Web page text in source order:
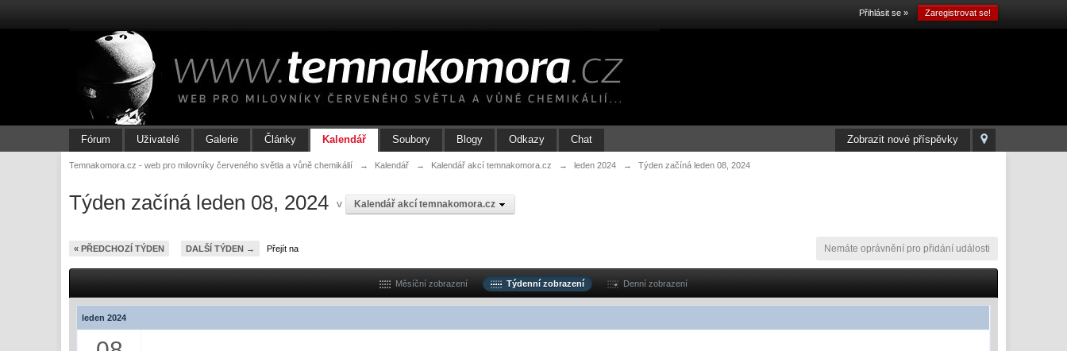
Přihlásit se » Zaregistrovat se!
Zobrazit nové příspěvky
Fórum Uživatelé Galerie Články Kalendář Soubory Blogy Odkazy Chat
Temnakomora.cz - web pro milovníky červeného světla a vůně chemikálií → Kalendář → Kalendář akcí temnakomora.cz → leden 2024 → Týden začíná leden 08, 2024
Týden začíná leden 08, 2024 v Kalendář akcí temnakomora.cz
« PŘEDCHOZÍ TÝDEN DALŠÍ TÝDEN → Přejít na Nemáte oprávnění pro přidání události
Měsíční zobrazení Týdenní zobrazení Denní zobrazení
leden 2024